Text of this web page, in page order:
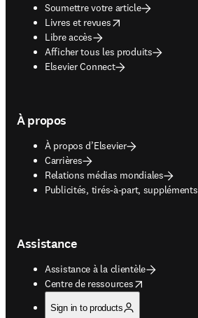
Soumettre votre article
Livres et revues
opens in new tab/window
Libre accès
Afficher tous les produits
Elsevier Connect
À propos
À propos d’Elsevier
Carrières
Relations médias mondiales
Publicités, tirés-à-part, suppléments
opens in new tab/window
Assistance
Assistance à la clientèle
Centre de ressources
opens in new tab/window
Sign in to products